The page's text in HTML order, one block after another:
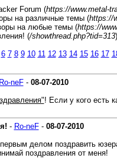
Forum (https://www.metal-
на различные темы (https://
на любые темы (https://
(/showthread.php?tid=313)
6 7 8 9 10 11 12 13 14 15 16 17
Ro-neF- 08-07-2010
! Если у кого есть
- Ro-neF- 08-07-2010
делом поздравить
поздравления от меня!